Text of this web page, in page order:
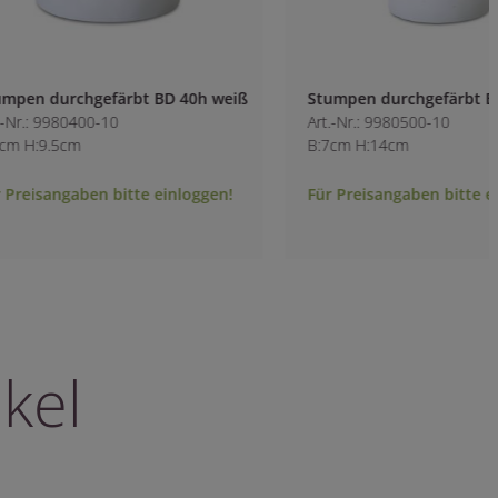
Stumpen durchgefärbt BD 62h weiß
Art.-Nr.: 9980500-10
B:7cm H:14cm
Für Preisangaben bitte einloggen!
Stumpen
Art.-Nr.: 1847300-10
B:6cm H:15cm
Für